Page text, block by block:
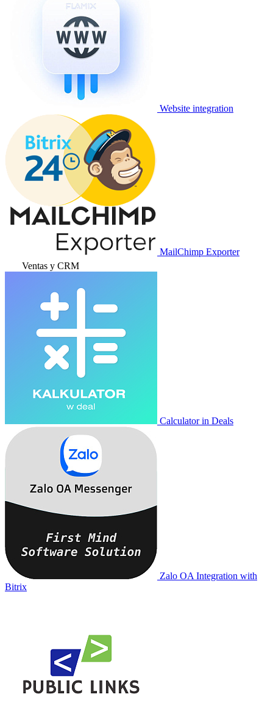
Website integration
MailChimp Exporter
Ventas y CRM
Calculator in Deals
Zalo OA Integration with
Bitrix